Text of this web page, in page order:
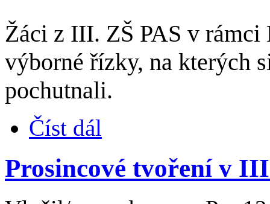
Žáci z III. ZŠ PAS v
výborné řízky, na kterých
pochutnali.
Číst dál
Prosincové tvoření v